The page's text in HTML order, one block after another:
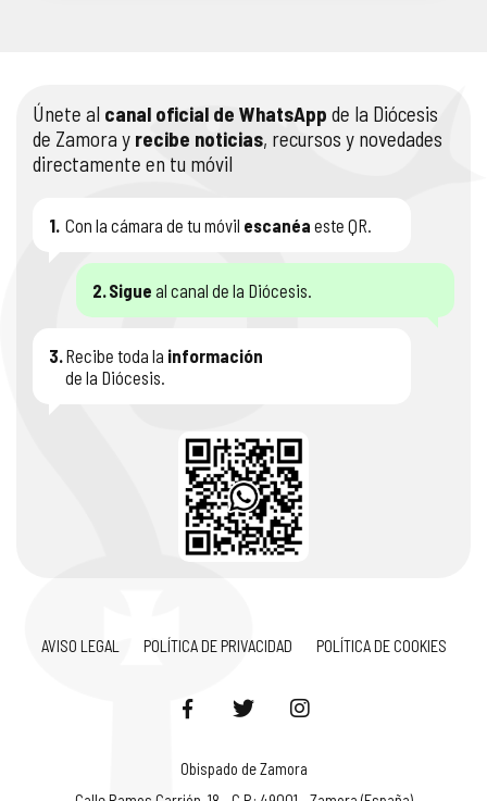
Únete al canal oficial de WhatsApp de la Diócesis
de Zamora y recibe noticias, recursos y novedades
directamente en tu móvil
1. Con la cámara de tu móvil escanéa este QR.
2. Sigue al canal de la Diócesis.
3. Recibe toda la información
de la Diócesis.
AVISO LEGAL POLÍTICA DE PRIVACIDAD POLÍTICA DE COOKIES
Obispado de Zamora